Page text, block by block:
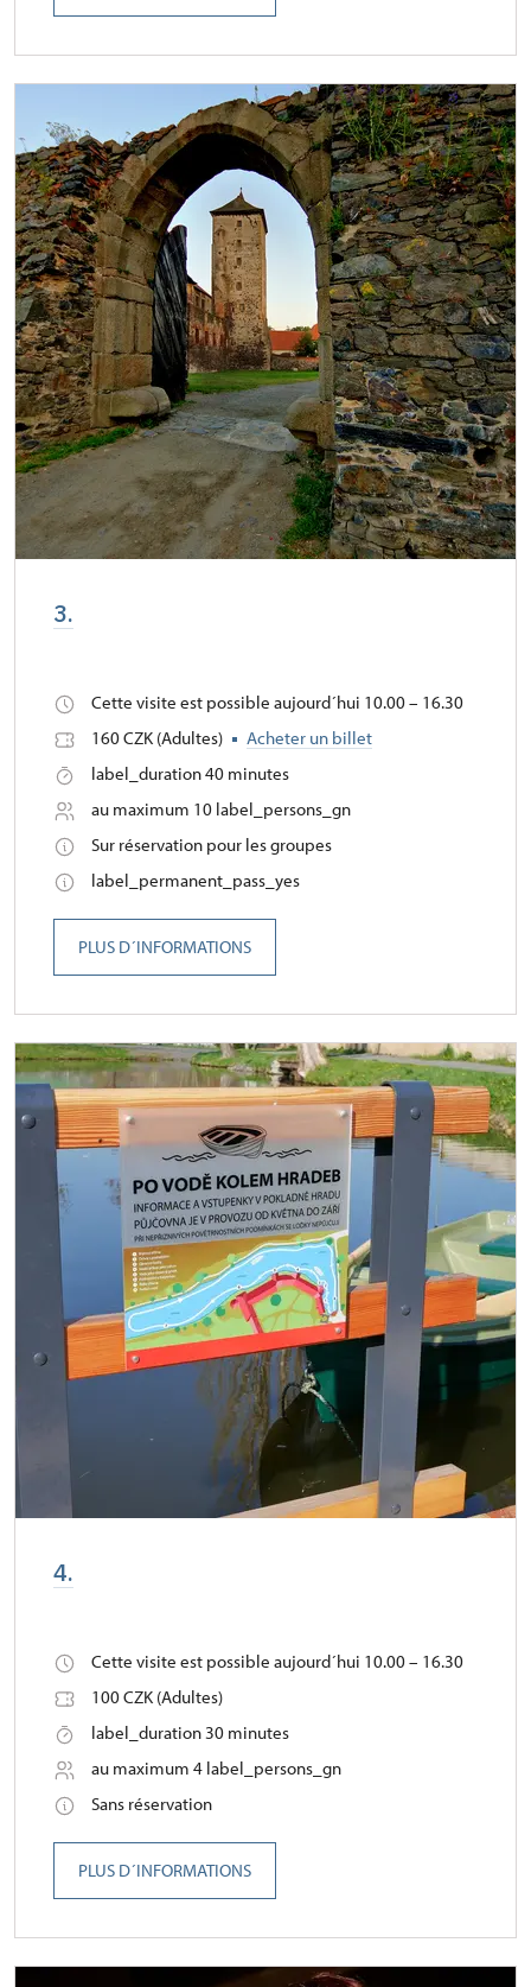
3.
Cette visite est possible aujourd´hui 10.00 – 16.30
160 CZK (Adultes)
Acheter un billet
label_duration 40 minutes
au maximum 10 label_persons_gn
Sur réservation pour les groupes
label_permanent_pass_yes
PLUS D´INFORMATIONS
4.
Cette visite est possible aujourd´hui 10.00 – 16.30
100 CZK (Adultes)
label_duration 30 minutes
au maximum 4 label_persons_gn
Sans réservation
PLUS D´INFORMATIONS